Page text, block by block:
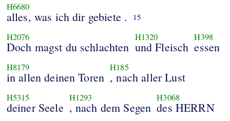
H6680
alles, was ich dir gebiete . 15
H2076
Doch magst du schlachten
H1320
und Fleisch
H398
essen
H8179
in allen deinen Toren
H185
, nach aller Lust
H5315
deiner Seele
H1293
, nach dem Segen
H3068
des HERRN